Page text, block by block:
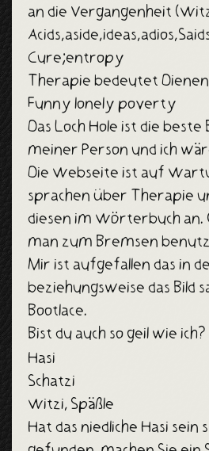
an die Vergangenheit
Cure;entropy
Therapie bedeutet Dienen
Funny lonely poverty
Das Loch Hole ist die
meiner Person und ich
Die Webseite ist auf
sprachen über Therapie
diesen im Wörterbuch an.
man zum Bremsen
Mir ist aufgefallen das in
beziehungsweise das Bild
Bootlace.
Bist du auch so geil wie ich?
Hasi
Schatzi
Witzi, Späßle
Hat das niedliche Hasi sein